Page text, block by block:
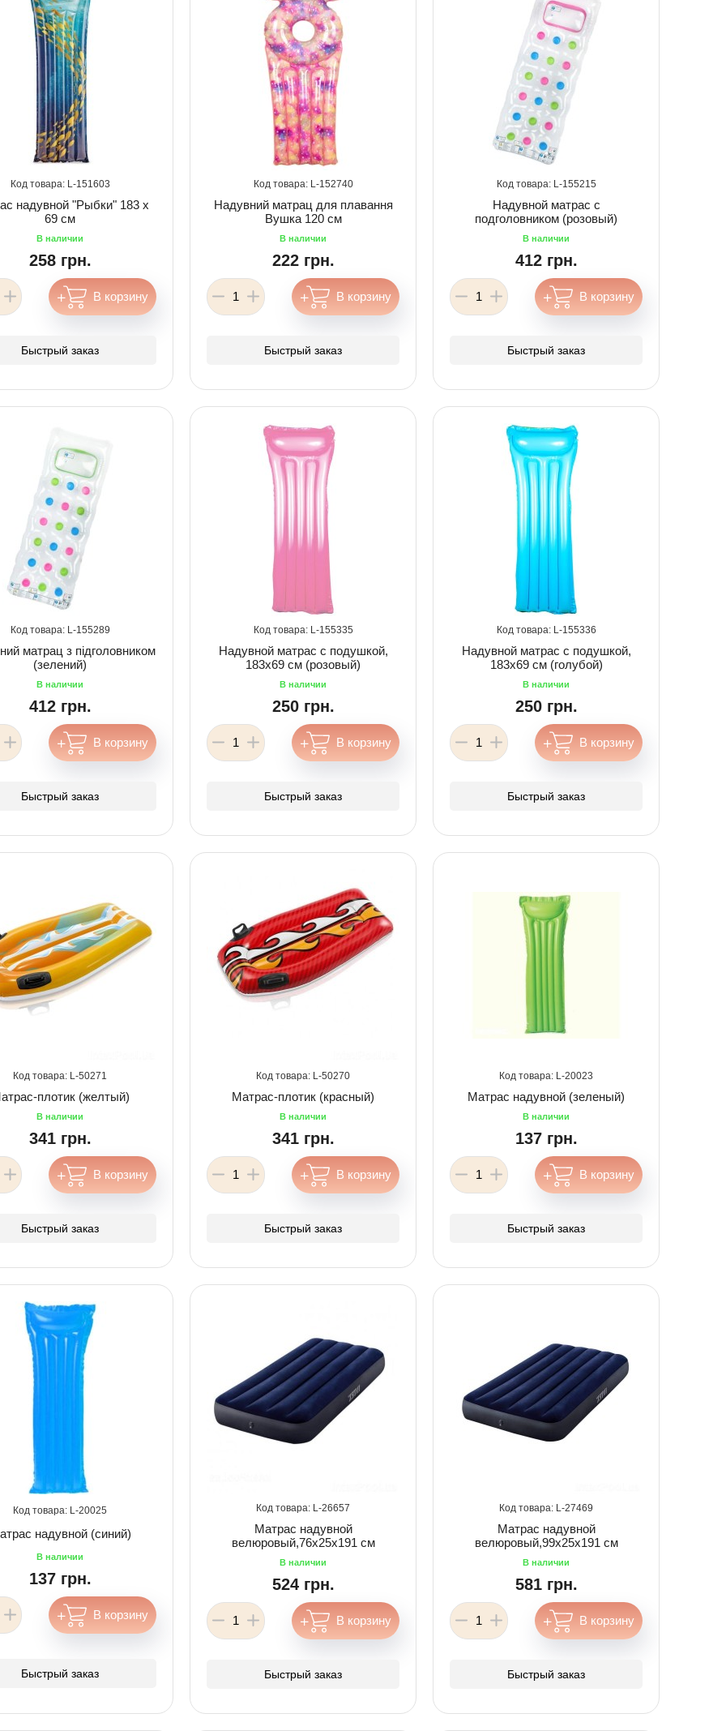
151603
надувной "Рыбки" 183 х
69 см
258 грн.
Быстрый заказ
152740
Надувний матрац для плавання
Вушка 120 см
222 грн.
Быстрый заказ
155215
Надувной матрас с
подголовником (розовый)
412 грн.
Быстрый заказ
155289
матрац з підголовником
(зелений)
412 грн.
Быстрый заказ
155335
Надувной матрас с подушкой,
183х69 см (розовый)
250 грн.
Быстрый заказ
155336
Надувной матрас с подушкой,
183х69 см (голубой)
250 грн.
Быстрый заказ
50271
плотик (желтый)
341 грн.
Быстрый заказ
50270
Матрас-плотик (красный)
341 грн.
Быстрый заказ
20023
Матрас надувной (зеленый)
137 грн.
Быстрый заказ
20025
надувной (синий)
137 грн.
Быстрый заказ
26657
Матрас надувной
велюровый,76х25х191 см
524 грн.
Быстрый заказ
27469
Матрас надувной
велюровый,99х25х191 см
581 грн.
Быстрый заказ